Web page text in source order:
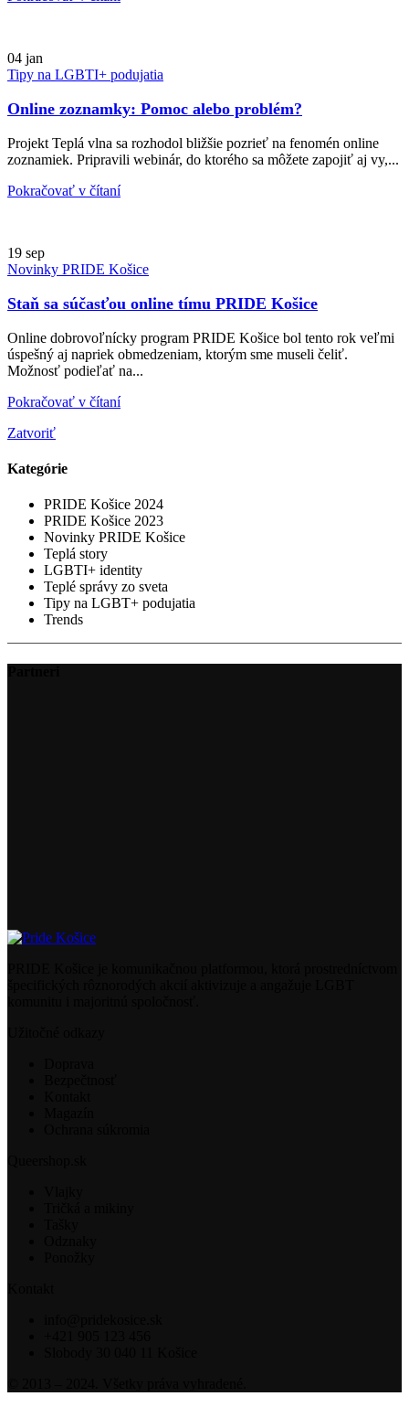
04 jan
Tipy na LGBTI+ podujatia
Online zoznamky: Pomoc alebo problém?
Projekt Teplá vlna sa rozhodol bližšie pozrieť na fenomén online
zoznamiek. Pripravili webinár, do ktorého sa môžete zapojiť aj vy,...
Pokračovať v čítaní
19 sep
Novinky PRIDE Košice
Staň sa súčasťou online tímu PRIDE Košice
Online dobrovoľnícky program PRIDE Košice bol tento rok veľmi
úspešný aj napriek obmedzeniam, ktorým sme museli čeliť.
Možnosť podieľať na...
Pokračovať v čítaní
Zatvoriť
Kategórie
PRIDE Košice 2024
PRIDE Košice 2023
Novinky PRIDE Košice
Teplá story
LGBTI+ identity
Teplé správy zo sveta
Tipy na LGBT+ podujatia
Trends